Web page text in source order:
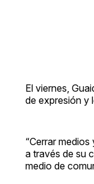
El viernes,
de expresión y
“Cerrar
a través de su
medio de